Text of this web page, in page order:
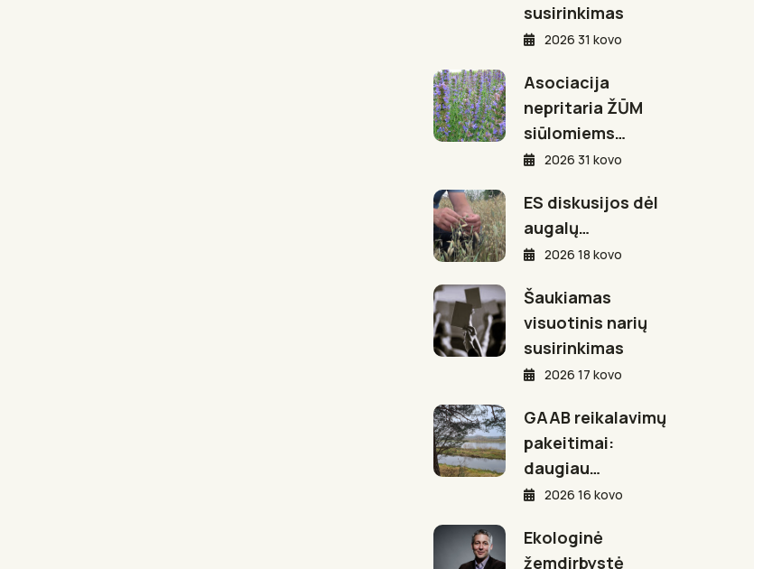
susirinkimas
2026 31 kovo
Asociacija
nepritaria ŽŪM
siūlomiems…
2026 31 kovo
ES diskusijos dėl
augalų…
2026 18 kovo
Šaukiamas
visuotinis narių
susirinkimas
2026 17 kovo
GAAB reikalavimų
pakeitimai:
daugiau…
2026 16 kovo
Ekologinė
žemdirbystė